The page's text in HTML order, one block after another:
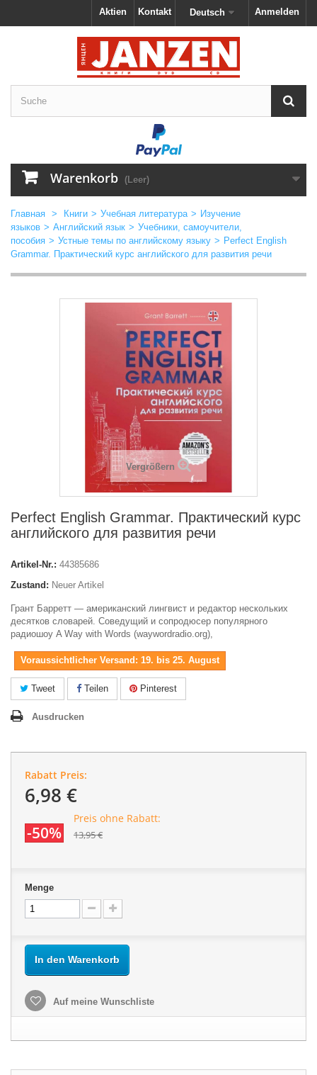
Anmelden
Deutsch
Kontakt
Aktien
Warenkorb (Leer)
Главная > Книги > Учебная литература > Изучение
языков > Английский язык > Учебники, самоучители,
пособия > Устные темы по английскому языку > Perfect English
Grammar. Практический курс английского для развития речи
Vergrößern
Perfect English Grammar. Практический курс
английского для развития речи
Artikel-Nr.: 44385686
Zustand: Neuer Artikel
Грант Барретт — американский лингвист и редактор нескольких
десятков словарей. Соведущий и сопродюсер популярного
радиошоу A Way with Words (waywordradio.org),
Voraussichtlicher Versand: 19. bis 25. August
Tweet Teilen Pinterest
Ausdrucken
Rabatt Preis:
6,98 €
-50%
Preis ohne Rabatt:
13,95 €
Menge
In den Warenkorb
Auf meine Wunschliste